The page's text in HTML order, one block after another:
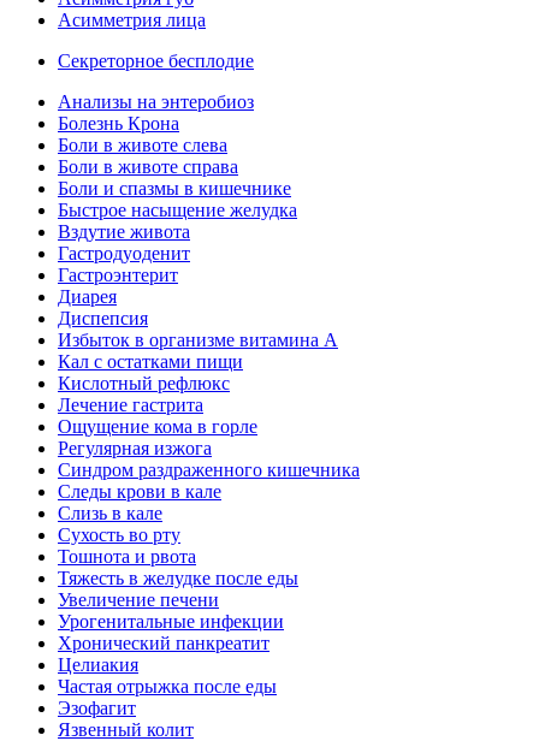
Асимметрия лица
Секреторное бесплодие
Анализы на энтеробиоз
Болезнь Крона
Боли в животе слева
Боли в животе справа
Боли и спазмы в кишечнике
Быстрое насыщение желудка
Вздутие живота
Гастродуоденит
Гастроэнтерит
Диарея
Диспепсия
Избыток в организме витамина А
Кал с остатками пищи
Кислотный рефлюкс
Лечение гастрита
Ощущение кома в горле
Регулярная изжога
Синдром раздраженного кишечника
Следы крови в кале
Слизь в кале
Сухость во рту
Тошнота и рвота
Тяжесть в желудке после еды
Увеличение печени
Урогенитальные инфекции
Хронический панкреатит
Целиакия
Частая отрыжка после еды
Эзофагит
Язвенный колит